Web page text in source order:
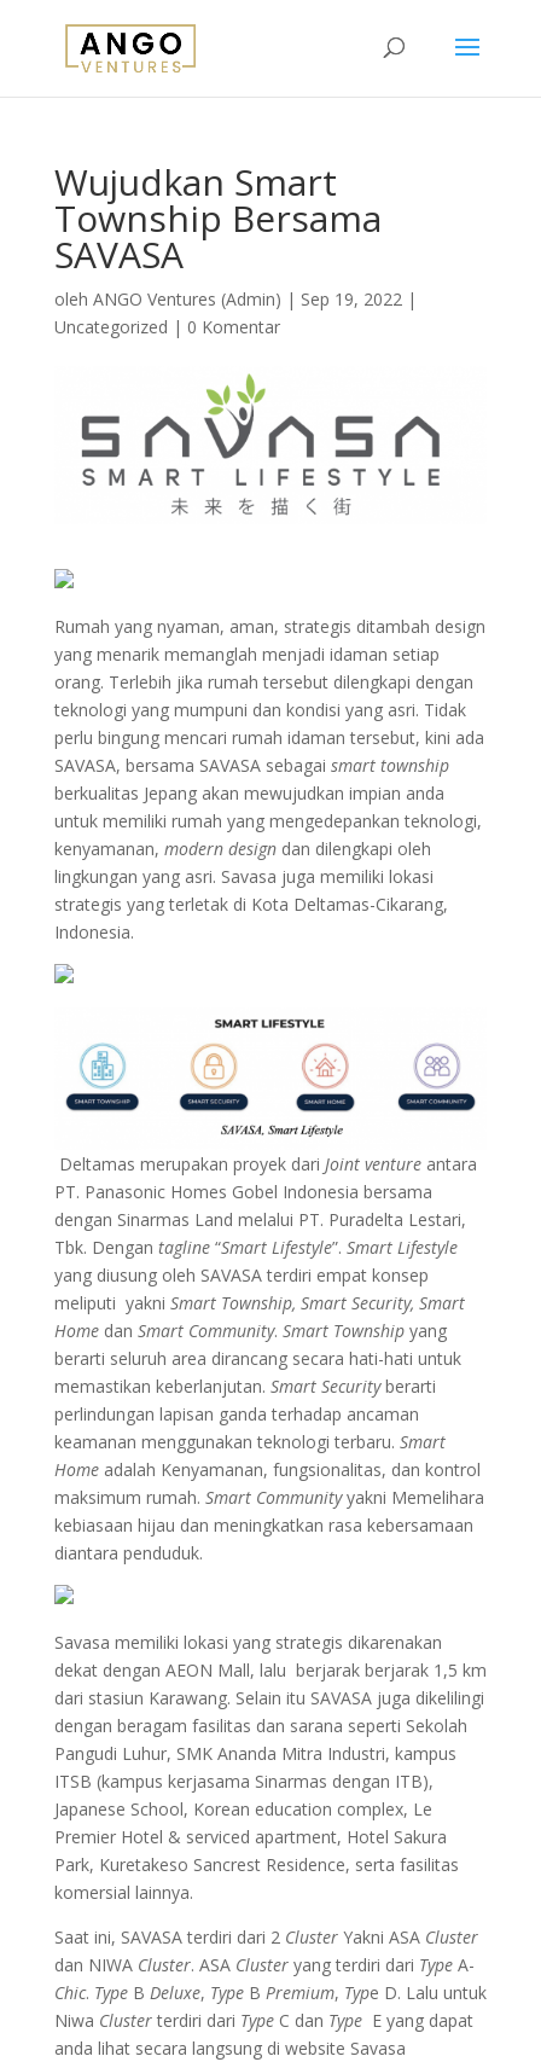
Wujudkan Smart
Township Bersama
SAVASA
oleh ANGO Ventures (Admin) | Sep 19, 2022|
Uncategorized | 0 Komentar
Rumah yang nyaman, aman, strategis ditambah design
yang menarik memanglah menjadi idaman setiap
orang. Terlebih jika rumah tersebut dilengkapi dengan
teknologi yang mumpuni dan kondisi yang asri. Tidak
perlu bingung mencari rumah idaman tersebut, kini ada
SAVASA, bersama SAVASA sebagai smart township
berkualitas Jepang akan mewujudkan impian anda
untuk memiliki rumah yang mengedepankan teknologi,
kenyamanan, modern design dan dilengkapi oleh
lingkungan yang asri. Savasa juga memiliki lokasi
strategis yang terletak di Kota Deltamas-Cikarang,
Indonesia.
Deltamas merupakan proyek dari Joint venture antara
PT. Panasonic Homes Gobel Indonesia bersama
dengan Sinarmas Land melalui PT. Puradelta Lestari,
Tbk. Dengan tagline “Smart Lifestyle”. Smart Lifestyle
yang diusung oleh SAVASA terdiri empat konsep
meliputi yakni Smart Township, Smart Security, Smart
Homedan Smart Community. Smart Townshipyang
berarti seluruh area dirancang secara hati-hati untuk
memastikan keberlanjutan. Smart Securityberarti
perlindungan lapisan ganda terhadap ancaman
keamanan menggunakan teknologi terbaru. Smart
Homeadalah Kenyamanan, fungsionalitas, dan kontrol
maksimum rumah. Smart Communityyakni Memelihara
kebiasaan hijau dan meningkatkan rasa kebersamaan
diantara penduduk.
Savasa memiliki lokasi yang strategis dikarenakan
dekat dengan AEON Mall, lalu berjarak berjarak 1,5 km
dari stasiun Karawang. Selain itu SAVASA juga dikelilingi
dengan beragam fasilitas dan sarana seperti Sekolah
Pangudi Luhur, SMK Ananda Mitra Industri, kampus
ITSB (kampus kerjasama Sinarmas dengan ITB),
Japanese School, Korean education complex, Le
Premier Hotel & serviced apartment, Hotel Sakura
Park, Kuretakeso Sancrest Residence, serta fasilitas
komersial lainnya.
Saat ini, SAVASA terdiri dari 2 ClusterYakni ASA Cluster
dan NIWA Cluster. ASA Cluster yang terdiri dari TypeA-
Chic. TypeB Deluxe, TypeB Premium, Type D. Lalu untuk
Niwa Clusterterdiri dari TypeC dan TypeE yang dapat
anda lihat secara langsung di website Savasa